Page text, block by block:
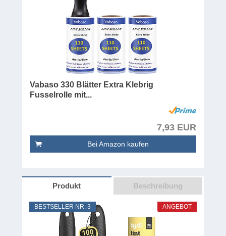
Vabaso 330 Blätter Extra Klebrig
Fusselrolle mit...
7,93 EUR
Bei Amazon kaufen
Produkt Beschreibung
ANGEBOT
BESTSELLER NR. 3